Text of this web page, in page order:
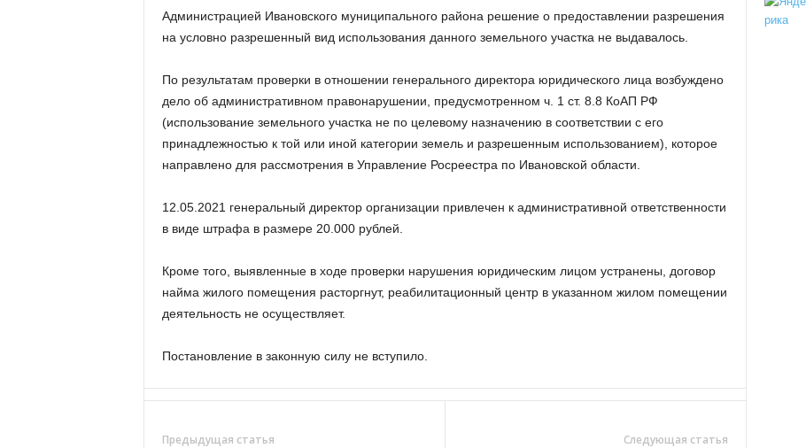
Администрацией Ивановского муниципального района решение о предоставлении разрешения
на условно разрешенный вид использования данного земельного участка не выдавалось.
По результатам проверки в отношении генерального директора юридического лица возбуждено
дело об административном правонарушении, предусмотренном ч. 1 ст. 8.8 КоАП РФ
(использование земельного участка не по целевому назначению в соответствии с его
принадлежностью к той или иной категории земель и разрешенным использованием), которое
направлено для рассмотрения в Управление Росреестра по Ивановской области.
12.05.2021 генеральный директор организации привлечен к административной ответственности
в виде штрафа в размере 20.000 рублей.
Кроме того, выявленные в ходе проверки нарушения юридическим лицом устранены, договор
найма жилого помещения расторгнут, реабилитационный центр в указанном жилом помещении
деятельность не осуществляет.
Постановление в законную силу не вступило.
Предыдущая статья Следующая статья